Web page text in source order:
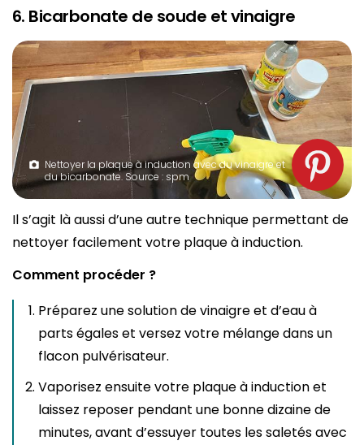
6. Bicarbonate de soude et vinaigre
Nettoyer la plaque à induction avec du vinaigre et
du bicarbonate. Source : spm
Il s’agit là aussi d’une autre technique permettant de
nettoyer facilement votre plaque à induction.
Comment procéder ?
Préparez une solution de vinaigre et d’eau à
parts égales et versez votre mélange dans un
flacon pulvérisateur.
Vaporisez ensuite votre plaque à induction et
laissez reposer pendant une bonne dizaine de
minutes, avant d’essuyer toutes les saletés avec